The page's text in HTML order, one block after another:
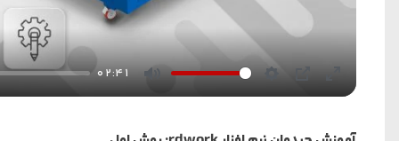
02:41
Mute Settings
PIP Enter